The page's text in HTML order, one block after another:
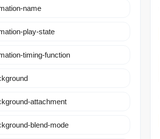
name
play-state
timing-function
attachment
blend-mode